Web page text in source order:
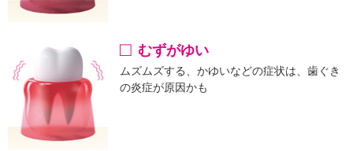
むずがゆい
ムズムズする、かゆいなどの症状は、歯ぐき
の炎症が原因かも